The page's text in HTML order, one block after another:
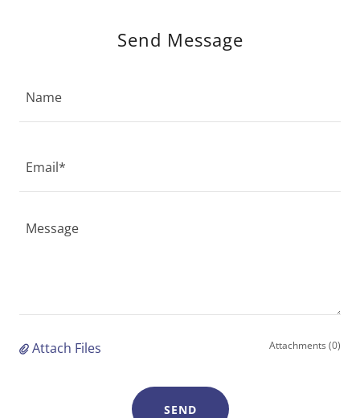
Send Message
Name
Email*
Attach Files Attachments (0)
SEND